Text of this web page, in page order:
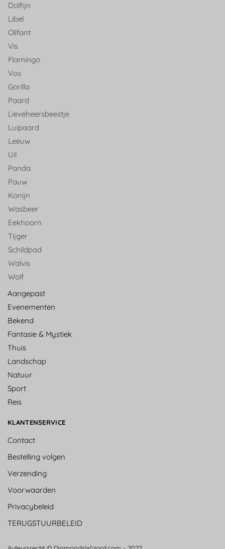
Dolfijn
Libel
Olifant
Vis
Flamingo
Vos
Gorilla
Paard
Lieveheersbeestje
Luipaard
Leeuw
Uil
Panda
Pauw
Konijn
Wasbeer
Eekhoorn
Tijger
Schildpad
Walvis
Wolf
Aangepast
Evenementen
Bekend
Fantasie & Mystiek
Thuis
Landschap
Natuur
Sport
Reis
KLANTENSERVICE
Contact
Bestelling volgen
Verzending
Voorwaarden
Privacybeleid
TERUGSTUURBELEID